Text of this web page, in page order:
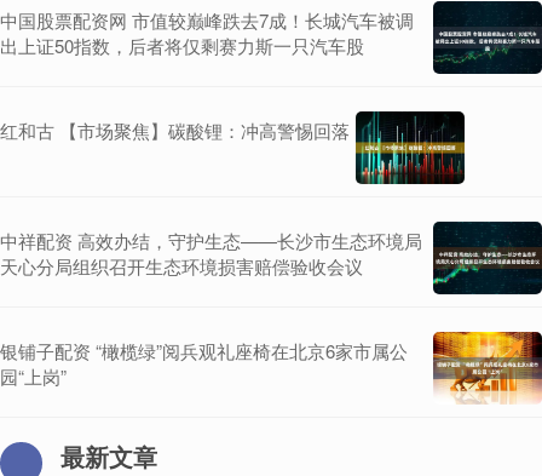
中国股票配资网 市值较巅峰跌去7成！长城汽车被调
出上证50指数，后者将仅剩赛力斯一只汽车股
红和古 【市场聚焦】碳酸锂：冲高警惕回落
中祥配资 高效办结，守护生态——长沙市生态环境局
天心分局组织召开生态环境损害赔偿验收会议
银铺子配资 “橄榄绿”阅兵观礼座椅在北京6家市属公
园“上岗”
最新文章